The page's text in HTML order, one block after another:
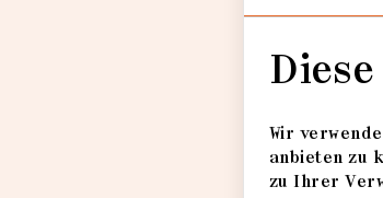
Wir
anbieten zu
zu Ihrer
Lia